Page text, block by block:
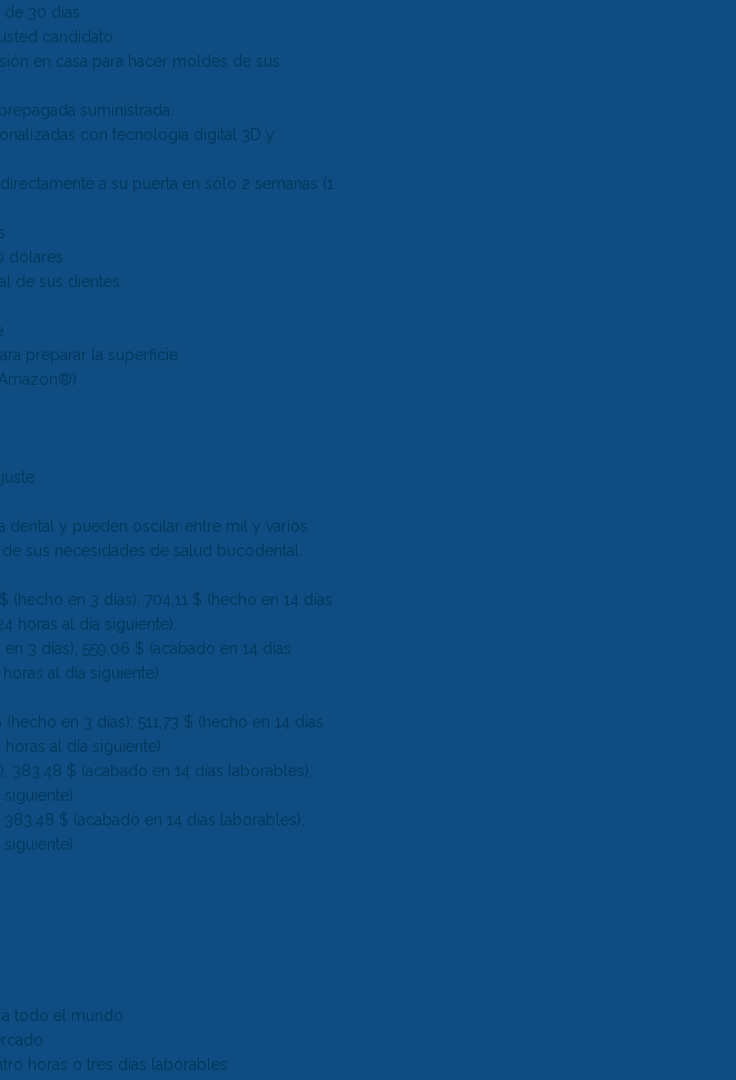
de 30 días
candidato.
en casa para hacer moldes de sus
suministrada.
con tecnología digital 3D y
a su puerta en sólo 2 semanas (1
dólares
de sus dientes.
preparar la superficie
®)
dental y pueden oscilar entre mil y varios
sus necesidades de salud bucodental.
en 3 días); 704,11 $ (hecho en 14 días
horas al día siguiente).
3 días); 559,06 $ (acabado en 14 días
al día siguiente)
en 3 días); 511,73 $ (hecho en 14 días
al día siguiente).
383,48 $ (acabado en 14 días laborables);
$ (acabado en 14 días laborables);
a todo el mundo
horas o tres días laborables